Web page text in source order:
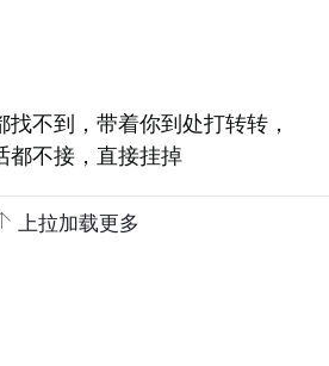
不到，带着你到处打转转，
都不接，直接挂掉
上拉加载更多